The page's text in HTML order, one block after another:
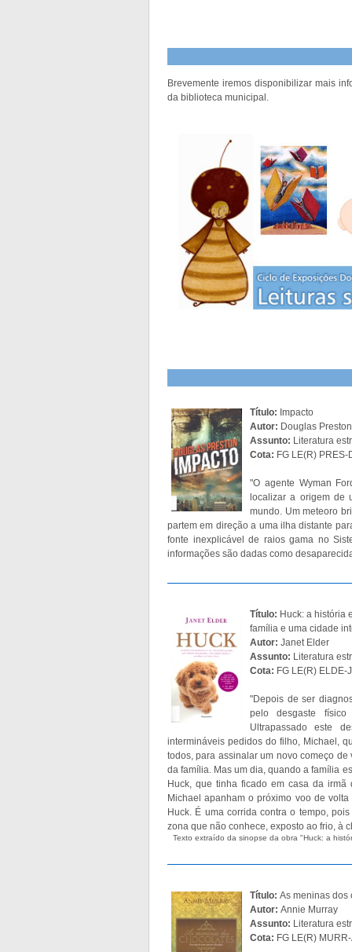
Brevemente iremos disponibilizar mais
da biblioteca municipal.
Título: Impacto
Autor: Douglas Preston
Assunto: Literatura
Cota: FG LE(R) PRES-
"O agente Wyman
localizar a origem de
mundo. Um meteoro
partem em direção a uma ilha distante
fonte inexplicável de raios gama no
informações são dadas como
Título: Huck: a história
família e uma cidade
Autor: Janet Elder
Assunto: Literatura
Cota: FG LE(R) ELDE-
"Depois de ser
pelo desgaste
Ultrapassado este
intermináveis pedidos do filho, Michael,
todos, para assinalar um novo começo
da família. Mas um dia, quando a família
Huck, que tinha ficado em casa da
Michael apanham o próximo voo de
Huck. É uma corrida contra o tempo,
zona que não conhece, exposto ao frio, à
Texto extraído da sinopse da obra "Huck: a
Título: As meninas dos
Autor: Annie Murray
Assunto: Literatura
Cota: FG LE(R)